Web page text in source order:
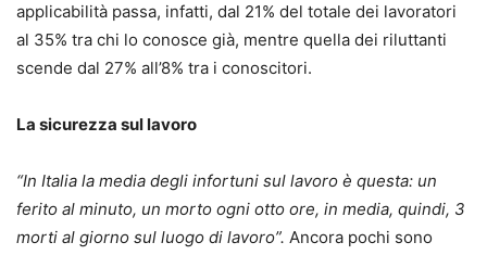
applicabilità passa, infatti, dal 21% del totale dei lavoratori
al 35% tra chi lo conosce già, mentre quella dei riluttanti
scende dal 27% all’8% tra i conoscitori.
La sicurezza sul lavoro
“In Italia la media degli infortuni sul lavoro è questa: un
ferito al minuto, un morto ogni otto ore, in media, quindi, 3
morti al giorno sul luogo di lavoro”. Ancora pochi sono